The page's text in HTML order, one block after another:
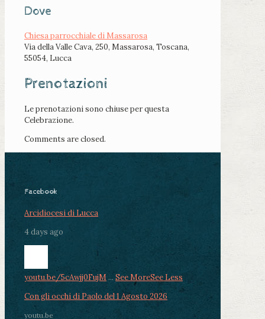
Dove
Chiesa parrocchiale di Massarosa
Via della Valle Cava, 250, Massarosa, Toscana,
55054, Lucca
Prenotazioni
Le prenotazioni sono chiuse per questa
Celebrazione.
Comments are closed.
Facebook
Arcidiocesi di Lucca
4 days ago
youtu.be/5cAwjj0FujM ... See MoreSee Less
Con gli occhi di Paolo del 1 Agosto 2026
youtu.be